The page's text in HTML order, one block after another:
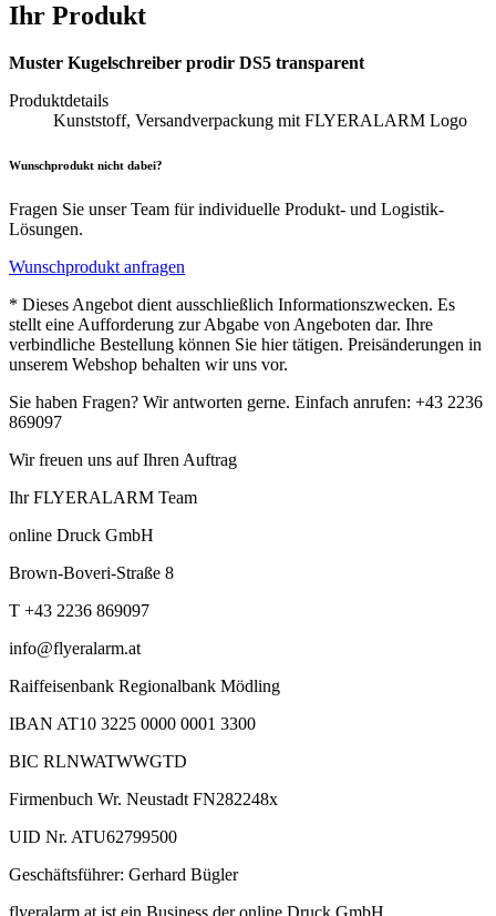
Ihr Produkt
Muster Kugelschreiber prodir DS5 transparent
Produktdetails
Kunststoff, Versandverpackung mit FLYERALARM Logo
Wunschprodukt nicht dabei?
Fragen Sie unser Team für individuelle Produkt- und Logistik-
Lösungen.
Wunschprodukt anfragen
* Dieses Angebot dient ausschließlich Informationszwecken. Es
stellt eine Aufforderung zur Abgabe von Angeboten dar. Ihre
verbindliche Bestellung können Sie hier tätigen. Preisänderungen in
unserem Webshop behalten wir uns vor.
Sie haben Fragen? Wir antworten gerne. Einfach anrufen: +43 2236
869097
Wir freuen uns auf Ihren Auftrag
Ihr FLYERALARM Team
online Druck GmbH
Brown-Boveri-Straße 8
T +43 2236 869097
info@flyeralarm.at
Raiffeisenbank Regionalbank Mödling
IBAN AT10 3225 0000 0001 3300
BIC RLNWATWWGTD
Firmenbuch Wr. Neustadt FN282248x
UID Nr. ATU62799500
Geschäftsführer: Gerhard Bügler